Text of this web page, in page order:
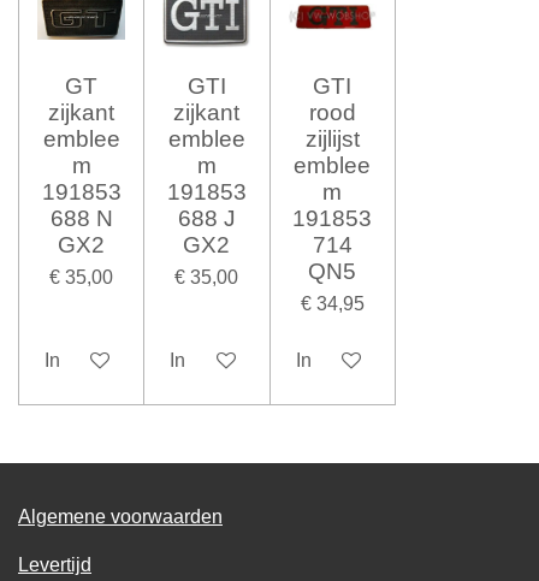
GT
zijkant
emblee
m
191853
688 N
GX2
€ 35,00
In winkelwagen
GTI
zijkant
emblee
m
191853
688 J
GX2
€ 35,00
In winkelwagen
GTI
rood
zijlijst
emblee
m
191853
714
QN5
€ 34,95
In winkelwagen
Algemene voorwaarden
Levertijd